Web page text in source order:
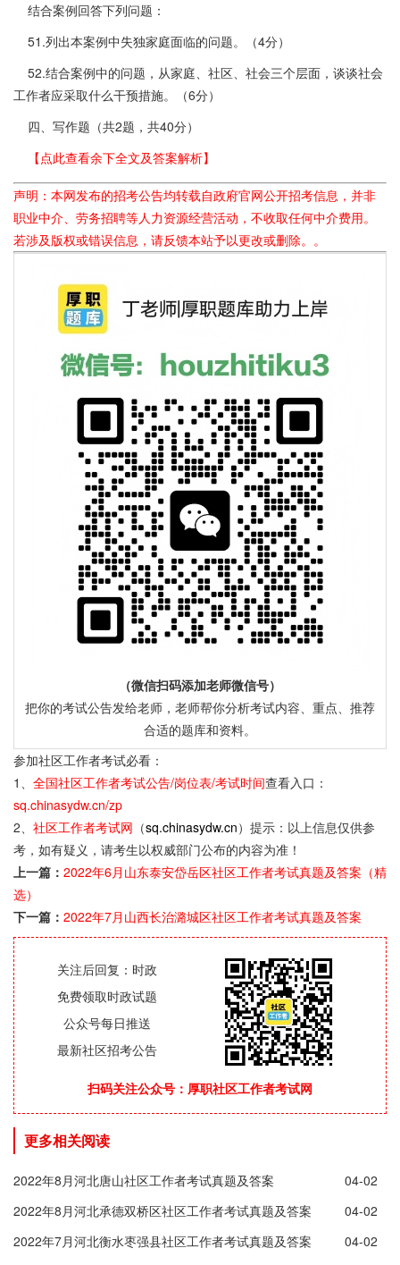
结合案例回答下列问题：
51.列出本案例中失独家庭面临的问题。（4分）
52.结合案例中的问题，从家庭、社区、社会三个层面，谈谈社会
工作者应采取什么干预措施。（6分）
四、写作题（共2题，共40分）
【点此查看余下全文及答案解析】
声明：本网发布的招考公告均转载自政府官网公开招考信息，并非
职业中介、劳务招聘等人力资源经营活动，不收取任何中介费用。
若涉及版权或错误信息，请反馈本站予以更改或删除。。
（微信扫码添加老师微信号）
把你的考试公告发给老师，老师帮你分析考试内容、重点、推荐
合适的题库和资料。
参加社区工作者考试必看：
1、 全国社区工作者考试公告/岗位表/考试时间查看入口：
sq.chinasydw.cn/zp
2、 社区工作者考试网 （sq.chinasydw.cn）提示：以上信息仅供参
考，如有疑义，请考生以权威部门公布的内容为准！
上一篇： 2022年6月山东泰安岱岳区社区工作者考试真题及答案（精
选）
下一篇： 2022年7月山西长治潞城区社区工作者考试真题及答案
关注后回复：时政
免费领取时政试题
公众号每日推送
最新社区招考公告
扫码关注公众号：厚职社区工作者考试网
更多相关阅读
2022年8月河北唐山社区工作者考试真题及答案
04-02
2022年8月河北承德双桥区社区工作者考试真题及答案
（精选）
04-02
2022年7月河北衡水枣强县社区工作者考试真题及答案
04-02